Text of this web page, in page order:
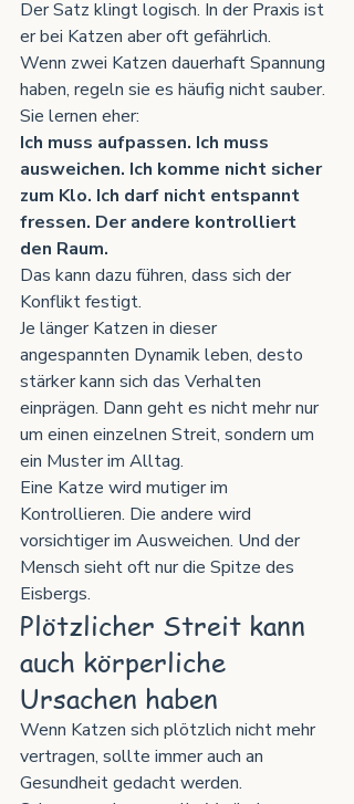
Der Satz klingt logisch. In der Praxis ist
er bei Katzen aber oft gefährlich.
Wenn zwei Katzen dauerhaft Spannung
haben, regeln sie es häufig nicht sauber.
Sie lernen eher:
Ich muss aufpassen. Ich muss
ausweichen. Ich komme nicht sicher
zum Klo. Ich darf nicht entspannt
fressen. Der andere kontrolliert
den Raum.
Das kann dazu führen, dass sich der
Konflikt festigt.
Je länger Katzen in dieser
angespannten Dynamik leben, desto
stärker kann sich das Verhalten
einprägen. Dann geht es nicht mehr nur
um einen einzelnen Streit, sondern um
ein Muster im Alltag.
Eine Katze wird mutiger im
Kontrollieren. Die andere wird
vorsichtiger im Ausweichen. Und der
Mensch sieht oft nur die Spitze des
Eisbergs.
Plötzlicher Streit kann
auch körperliche
Ursachen haben
Wenn Katzen sich plötzlich nicht mehr
vertragen, sollte immer auch an
Gesundheit gedacht werden.